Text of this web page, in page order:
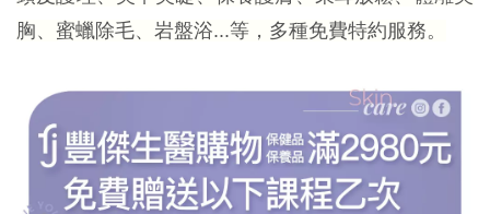
胸、蜜蠟除毛、岩盤浴...等，多種免費特約服務。